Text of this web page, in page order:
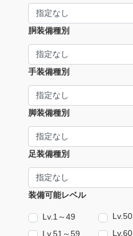
胴装備種別
手装備種別
脚装備種別
足装備種別
装備可能レベル
Lv.1～49
Lv.50
Lv.51～59
Lv.60